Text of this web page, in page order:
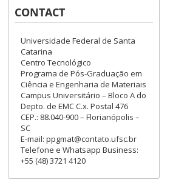
CONTACT
Universidade Federal de Santa
Catarina
Centro Tecnológico
Programa de Pós-Graduação em
Ciência e Engenharia de Materiais
Campus Universitário – Bloco A do
Depto. de EMC C.x. Postal 476
CEP.: 88.040-900 – Florianópolis –
SC
E-mail: ppgmat@contato.ufsc.br
Telefone e Whatsapp Business:
+55 (48) 3721 4120